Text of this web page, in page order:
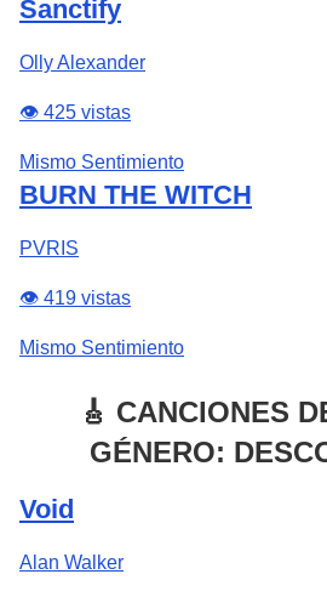
Sanctify
Olly Alexander
👁️ 425 vistas
Mismo Sentimiento
BURN THE WITCH
PVRIS
👁️ 419 vistas
Mismo Sentimiento
🎸 CANCIONES
GÉNERO:
Void
Alan Walker